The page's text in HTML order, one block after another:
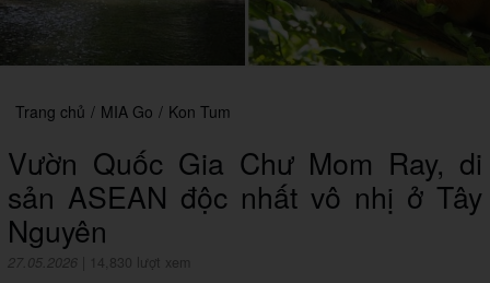
Trang chủ / MIA Go / Kon Tum
Vườn Quốc Gia Chư Mom Ray, di
sản ASEAN độc nhất vô nhị ở Tây
Nguyên
27.05.2026 14,830 lượt xem